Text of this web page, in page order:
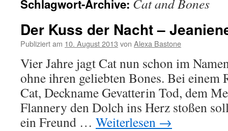
Schlagwort-Archive: Cat and Bones
Der Kuss der Nacht –
Publiziert am 10. August 2013 von Alexa Bastone
Vier Jahre jagt Cat nun schon im
ohne ihren geliebten Bones. Bei einem
Cat, Deckname Gevatterin Tod, dem
Flannery den Dolch ins Herz stoßen
ein Freund … Weiterlesen →